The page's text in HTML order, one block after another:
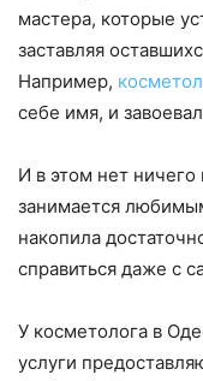
мастера, которые
заставляя
Например,
себе имя, и
И в этом нет ничего
занимается
накопила
справиться даже с
У косметолога в
услуги